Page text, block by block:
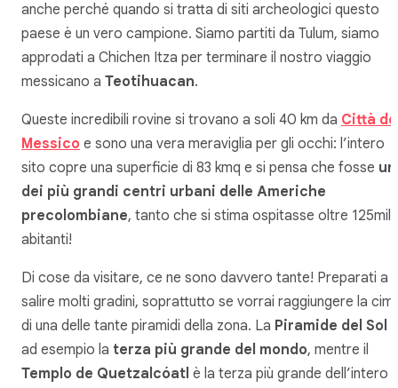
anche perché quando si tratta di siti archeologici questo
paese è un vero campione. Siamo partiti da Tulum, siamo
approdati a Chichen Itza per terminare il nostro viaggio
messicano a Teotihuacan.
Queste incredibili rovine si trovano a soli 40 km da Città
Messico e sono una vera meraviglia per gli occhi: l’intero
sito copre una superficie di 83 kmq e si pensa che fosse
dei più grandi centri urbani delle Americhe
precolombiane, tanto che si stima ospitasse oltre 125mila
abitanti!
Di cose da visitare, ce ne sono davvero tante! Preparati a
salire molti gradini, soprattutto se vorrai raggiungere la
di una delle tante piramidi della zona. La Piramide del Sol
ad esempio la terza più grande del mondo, mentre il
Templo de Quetzalcóatl è la terza più grande dell’intero